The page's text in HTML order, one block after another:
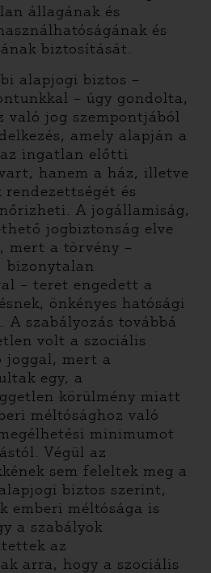
állagának és
és
biztosítását.
alapjogi biztos –
– úgy gondolta,
való jog szempontjából
amely alapján a
az ingatlan előtti
hanem a ház, illetve
rendezettségét és
A jogállamiság,
jogbiztonság elve
mert a törvény –
bizonytalan
– teret engedett a
önkényes hatósági
A szabályozás továbbá
volt a szociális
joggal, mert a
egy, a
körülmény miatt
méltósághoz való
minimumot
Végül az
sem feleltek meg a
biztos szerint,
emberi méltósága is
a szabályok
az
arra, hogy a szociális